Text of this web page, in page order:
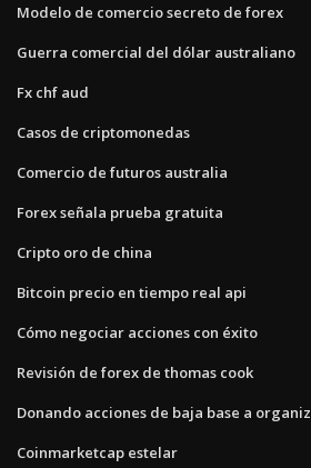
Modelo de comercio secreto de forex
Guerra comercial del dólar australiano
Fx chf aud
Casos de criptomonedas
Comercio de futuros australia
Forex señala prueba gratuita
Cripto oro de china
Bitcoin precio en tiempo real api
Cómo negociar acciones con éxito
Revisión de forex de thomas cook
Donando acciones de baja base a
Coinmarketcap estelar